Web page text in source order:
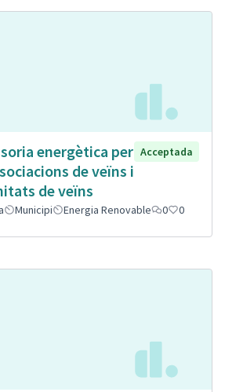
energètica per
de veïns i
de veïns
Acceptada
Municipi Energia Renovable 0 0